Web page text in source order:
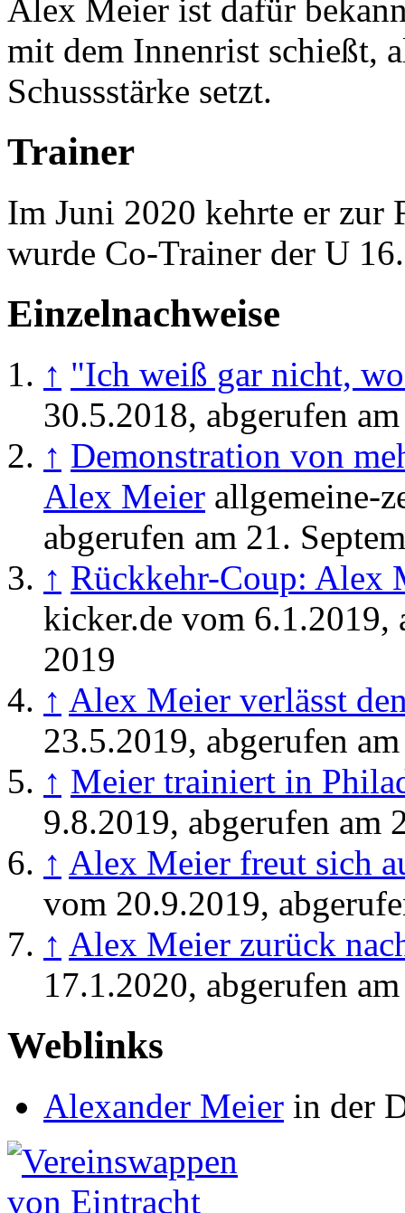
Alex Meier ist dafür
mit dem Innenrist schießt,
Schussstärke setzt.
Trainer
Im Juni 2020 kehrte er zur
wurde Co-Trainer der U 16.
Einzelnachweise
↑ "Ich weiß gar nicht,
30.5.2018, abgerufen
↑ Demonstration von
Alex Meier allgemeine-
abgerufen am 21.
↑ Rückkehr-Coup: Alex
kicker.de vom 6.1.2019,
2019
↑ Alex Meier verlässt
23.5.2019, abgerufen
↑ Meier trainiert in
9.8.2019, abgerufen am
↑ Alex Meier freut sich
vom 20.9.2019,
↑ Alex Meier zurück
17.1.2020, abgerufen
Weblinks
Alexander Meier in der